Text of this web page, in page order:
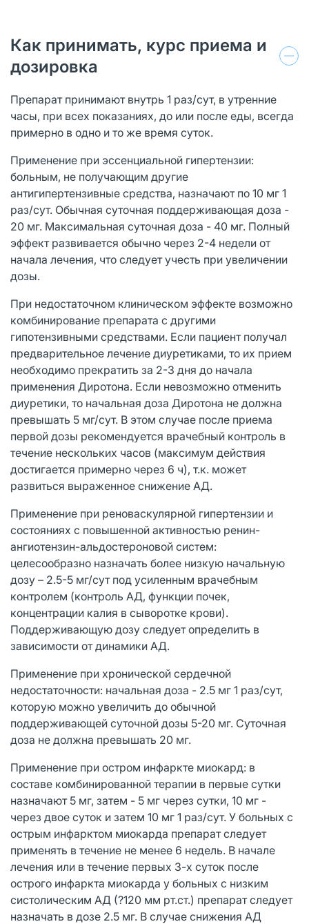
Как принимать, курс приема и
дозировка
Препарат принимают внутрь 1 раз/сут, в утренние
часы, при всех показаниях, до или после еды, всегда
примерно в одно и то же время суток.
Применение при эссенциальной гипертензии:
больным, не получающим другие
антигипертензивные средства, назначают по 10 мг 1
раз/сут. Обычная суточная поддерживающая доза -
20 мг. Максимальная суточная доза - 40 мг. Полный
эффект развивается обычно через 2-4 недели от
начала лечения, что следует учесть при увеличении
дозы.
При недостаточном клиническом эффекте возможно
комбинирование препарата с другими
гипотензивными средствами. Если пациент получал
предварительное лечение диуретиками, то их прием
необходимо прекратить за 2-3 дня до начала
применения Диротона. Если невозможно отменить
диуретики, то начальная доза Диротона не должна
превышать 5 мг/сут. В этом случае после приема
первой дозы рекомендуется врачебный контроль в
течение нескольких часов (максимум действия
достигается примерно через 6 ч), т.к. может
развиться выраженное снижение АД.
Применение при реноваскулярной гипертензии и
состояниях с повышенной активностью ренин-
ангиотензин-альдостероновой систем:
целесообразно назначать более низкую начальную
дозу – 2.5-5 мг/сут под усиленным врачебным
контролем (контроль АД, функции почек,
концентрации калия в сыворотке крови).
Поддерживающую дозу следует определить в
зависимости от динамики АД.
Применение при хронической сердечной
недостаточности: начальная доза - 2.5 мг 1 раз/сут,
которую можно увеличить до обычной
поддерживающей суточной дозы 5-20 мг. Суточная
доза не должна превышать 20 мг.
Применение при остром инфаркте миокард: в
составе комбинированной терапии в первые сутки
назначают 5 мг, затем - 5 мг через сутки, 10 мг -
через двое суток и затем 10 мг 1 раз/сут. У больных с
острым инфарктом миокарда препарат следует
применять в течение не менее 6 недель. В начале
лечения или в течение первых 3-х суток после
острого инфаркта миокарда у больных с низким
систолическим АД (?120 мм рт.ст.) препарат следует
назначать в дозе 2.5 мг. В случае снижения АД